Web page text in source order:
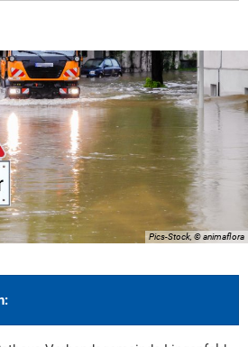
Pics-Stock, © animaflora